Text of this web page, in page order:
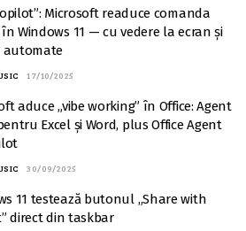
Microsoft readuce comanda
Windows 11 — cu vedere la ecran și
automate
17/10/2025
aduce „vibe working” în Office: Agent
Excel și Word, plus Office Agent
30/09/2025
11 testează butonul „Share with
direct din taskbar